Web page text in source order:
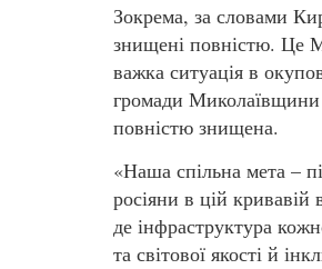
Зокрема, за словами
знищені повністю. Це
важка ситуація в
громади Миколаївщини
повністю знищена.
«Наша спільна мета –
росіяни в цій
де інфраструктура
та світової якості й